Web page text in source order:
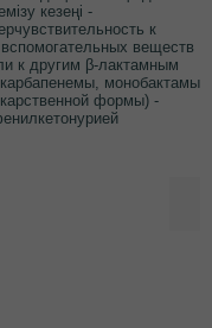
кезеңі -
к
веществ
к другим β-лактамным
монобактамы
формы) -